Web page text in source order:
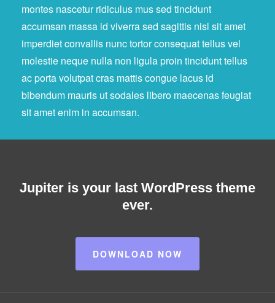
montes nascetur ridiculus mus sed tincidunt
accumsan massa id viverra sed sagittis nisl sit amet
imperdiet convallis nunc tortor consequat tellus vel
molestie neque nulla non ligula proin tincidunt tellus
ac porta volutpat cras mattis congue lacus id
bibendum mauris ut sodales libero maecenas feugiat
sit amet enim in accumsan.
Jupiter is your last WordPress theme
ever.
DOWNLOAD NOW